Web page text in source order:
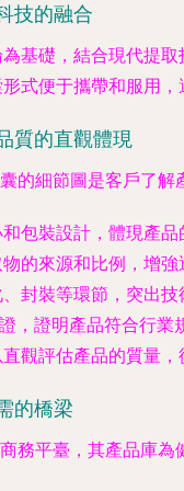
技的融合
基礎，結合現代提
式便于攜帶和服用
質的直觀體現
的細節圖是客戶了解
包裝設計，體現產品
的來源和比例，增強
封裝等環節，突出技
，證明產品符合行業
觀評估產品的質量，
的橋梁
務平臺，其產品庫